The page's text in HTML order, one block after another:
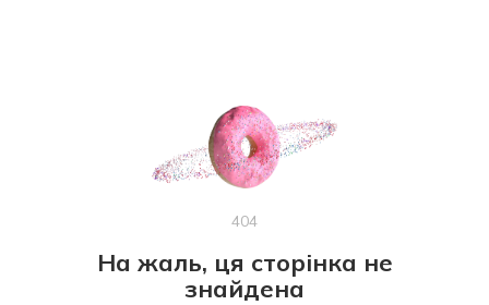
404
На жаль, ця сторінка не
знайдена